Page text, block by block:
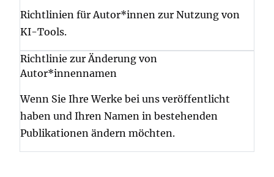
Richtlinien für Autor*innen zur Nutzung von
KI-Tools.
Richtlinie zur Änderung von
Autor*innennamen
Wenn Sie Ihre Werke bei uns veröffentlicht
haben und Ihren Namen in bestehenden
Publikationen ändern möchten.